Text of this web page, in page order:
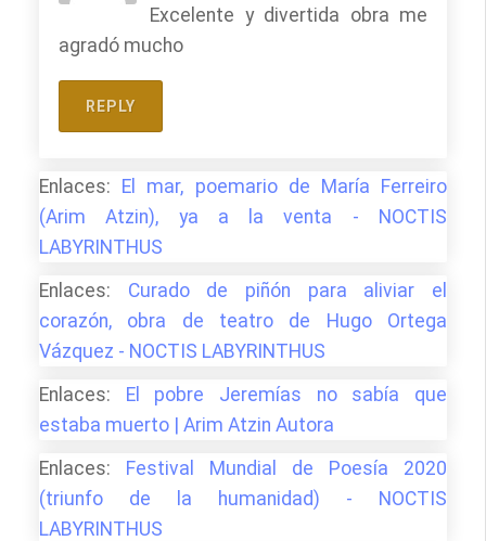
Excelente y divertida obra me
agradó mucho
REPLY
Enlaces: El mar, poemario de María Ferreiro
(Arim Atzin), ya a la venta - NOCTIS
LABYRINTHUS
Enlaces: Curado de piñón para aliviar el
corazón, obra de teatro de Hugo Ortega
Vázquez - NOCTIS LABYRINTHUS
Enlaces: El pobre Jeremías no sabía que
estaba muerto | Arim Atzin Autora
Enlaces: Festival Mundial de Poesía 2020
(triunfo de la humanidad) - NOCTIS
LABYRINTHUS